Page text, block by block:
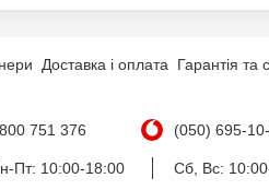
Доставка і оплата Гарантія та
751 376 (050) 695-
Пт: 10:00-18:00 Сб, Вс: